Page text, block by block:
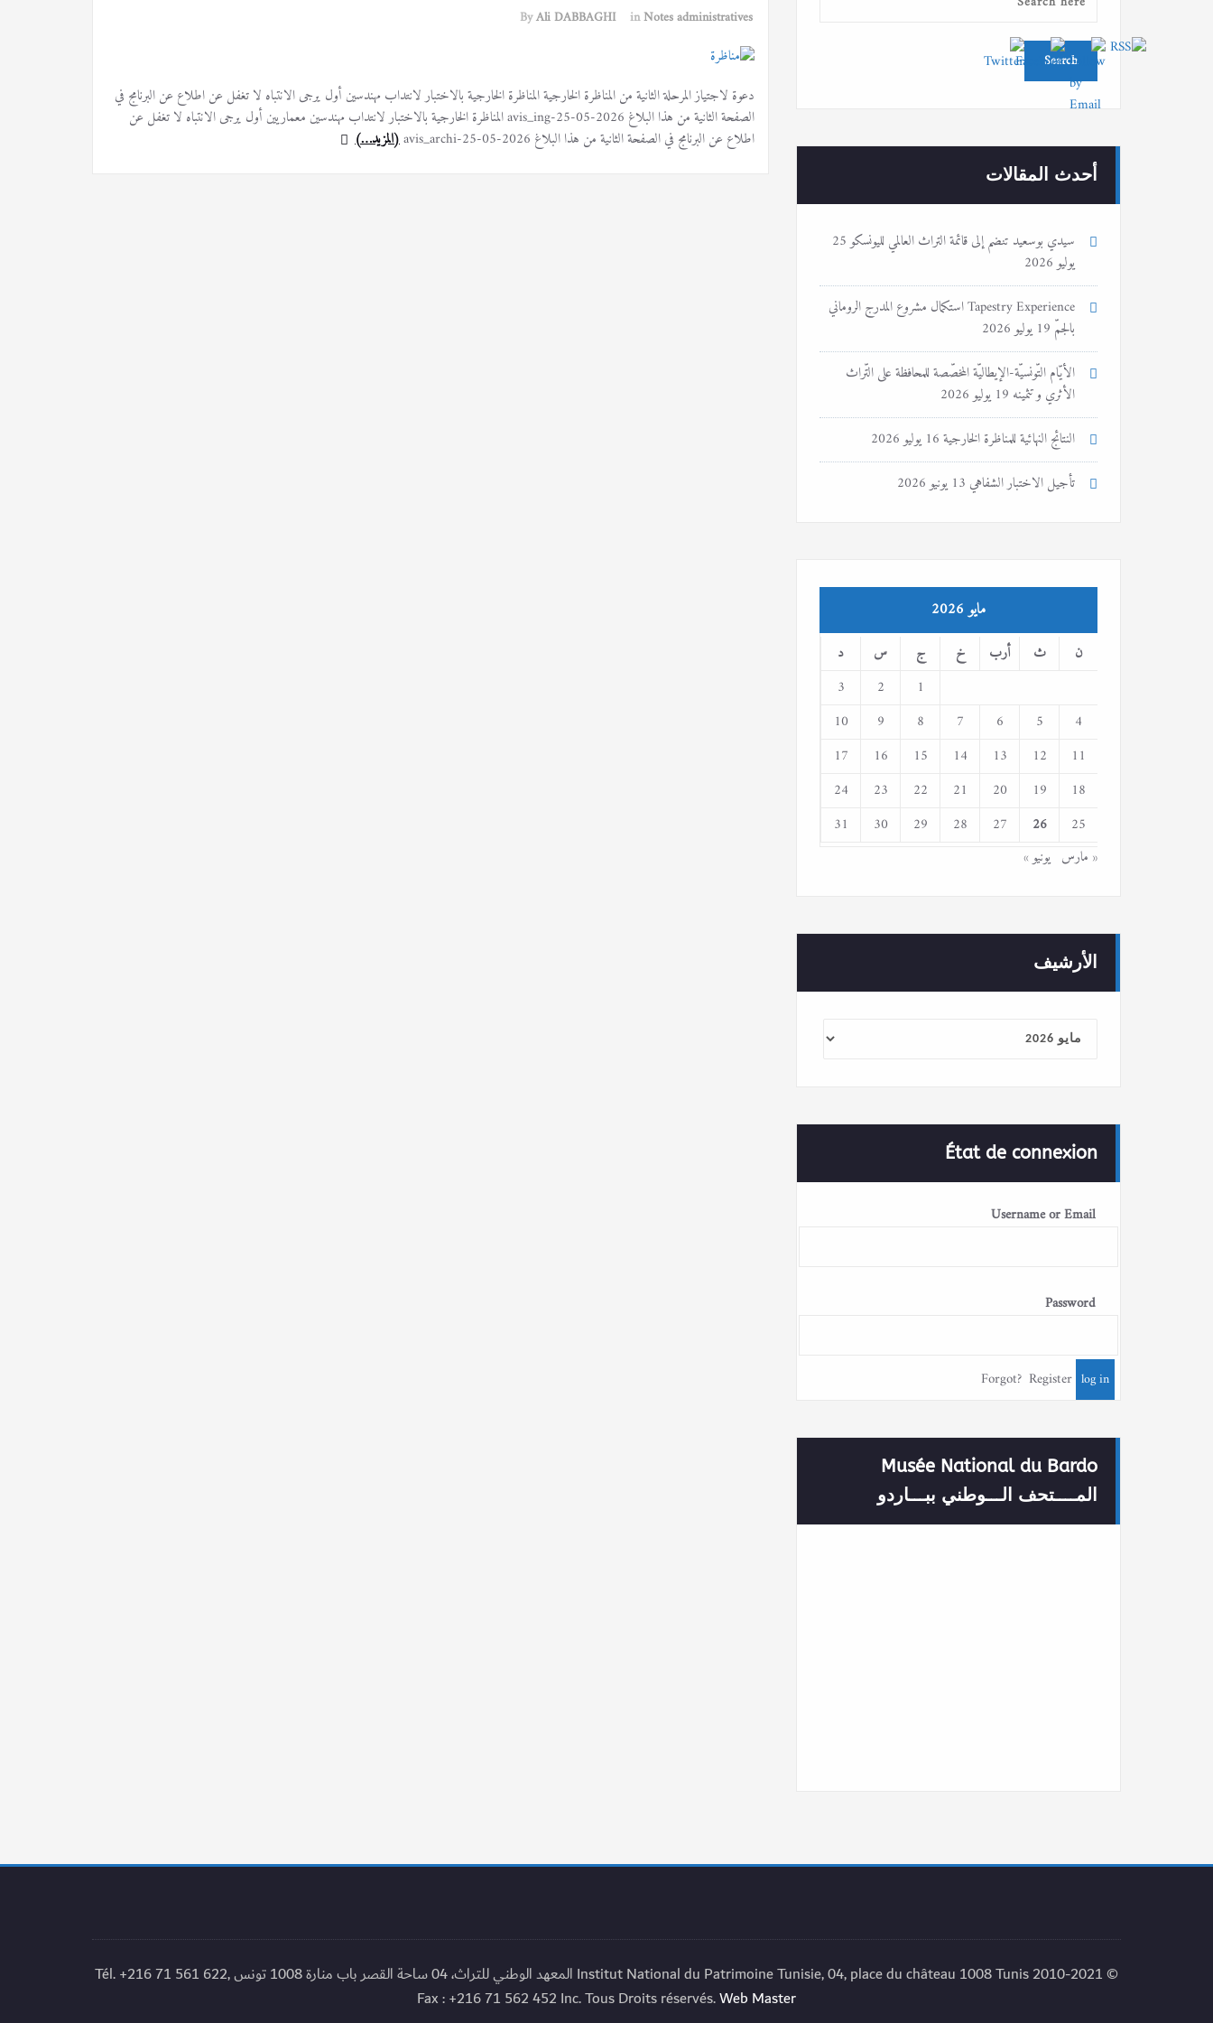
ByAli DABBAGHI inNotes administratives
دعوة لاجتياز المرحلة الثانية من المناظرة الخارجية المناظرة الخارجية بالاختبار لانتداب مهندسين أول يرجى الانتباه لا تغفل عن اطلاع عن البرنامج في
الصفحة الثانية من هذا البلاغ avis_ing-25-05-2026 المناظرة الخارجية بالاختبار لانتداب مهندسين معماريين أول يرجى الانتباه لا تغفل عن
اطلاع عن البرنامج في الصفحة الثانية من هذا البلاغ avis_archi-25-05-2026 (المزيد…)
أحدث المقالات
سيدي بوسعيد تنضم إلى قائمة التراث العالمي لليونسكو25
يوليو 2026
Tapestry Experience استكمال مشروع المدرج الروماني
بالجمّ19 يوليو 2026
الأيّام التّونسيّة-الإيطاليّة المخصّصة للمحافظة على التّراث
الأثري و تثمينه19 يوليو 2026
النتائج النهائية للمناظرة الخارجية16 يوليو 2026
تأجيل الاختبار الشفاهي13 يونيو 2026
مايو 2026
ن ث أرب خ ج س
د
1
2
3
4
5
6
7
8
9
10
11
12
13
14
15
16
17
18
19
20
21
22
23
24
25
26
27
28
29
30
31
« مارس يونيو »
الأرشيف
الأرشيف
État de connexion
Username or Email
Password
Forgot? Register
Musée National du Bardo
المــــتحف الـــوطني ببـــاردو
© 2010-2021 Institut National du Patrimoine Tunisie, 04, place du château 1008 Tunis المعهد الوطني للتراث، 04 ساحة القصر باب منارة 1008 تونس Tél. +216 71 561 622,
Fax : +216 71 562 452 Inc. Tous Droits réservés.Web Master